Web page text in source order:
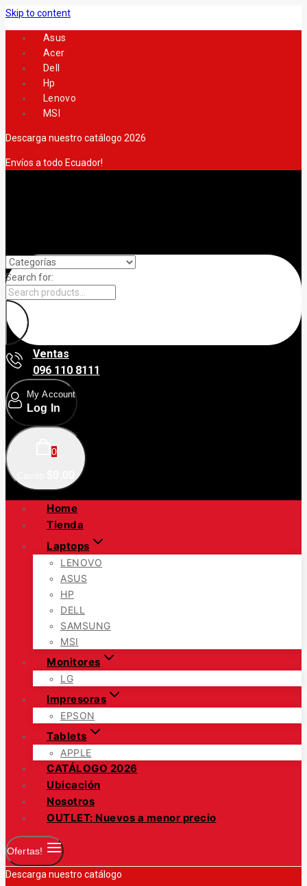
Skip to content
Asus
Acer
Dell
Hp
Lenovo
MSI
Descarga nuestro catálogo 2026
Envíos a todo Ecuador!
Search for:
Ventas
096 110 8111
My Account
Log In
0
Home
Tienda
Laptops
LENOVO
ASUS
HP
DELL
SAMSUNG
MSI
Monitores
LG
Impresoras
EPSON
Tablets
APPLE
CATÁLOGO 2026
Ubicación
Nosotros
OUTLET: Nuevos a menor precio
Ofertas!
Descarga nuestro catálogo